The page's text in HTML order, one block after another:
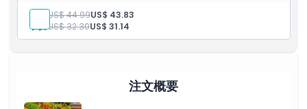
す。
ハイライト
カナリア諸島居住者限定のコンボチケット
ル、ファミリー向けアトラクションを満喫
テネリフェで最も人気のある2つのアトラクションをお得に楽
しめる
大人: US$ 44.99US$ 43.83
子供:US$ 32.30US$ 31.14
注文概要